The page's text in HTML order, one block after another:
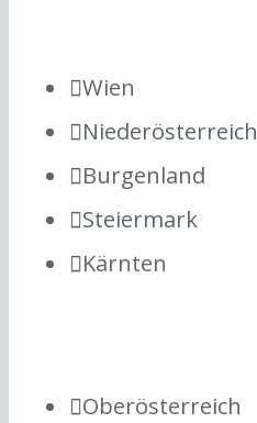
Wien
Niederösterreich
Burgenland
Steiermark
Kärnten
Oberösterreich